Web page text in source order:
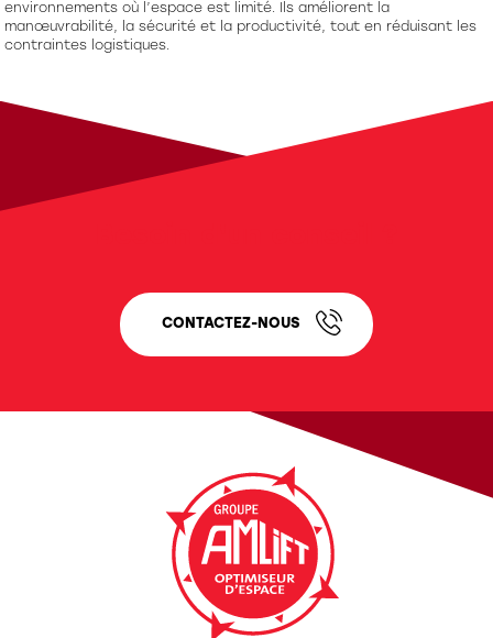
environnements où l’espace est limité. Ils améliorent la
manœuvrabilité, la sécurité et la productivité, tout en réduisant les
contraintes logistiques.
CONTACTEZ-NOUS